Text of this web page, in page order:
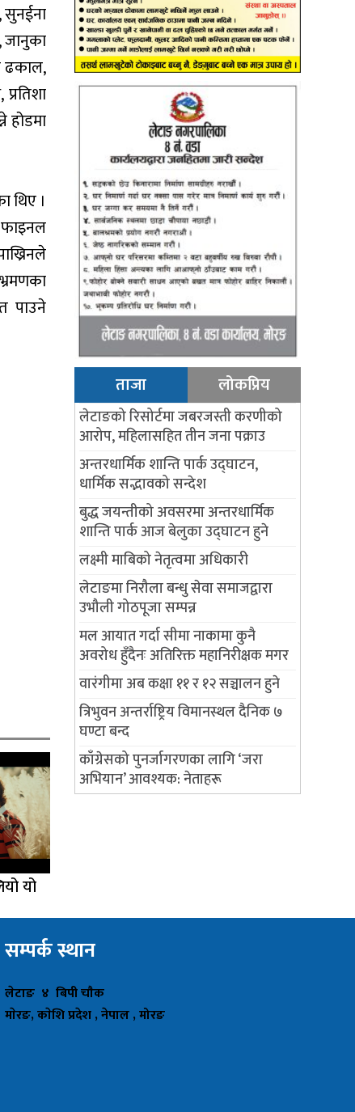
सुनईना
जानुका
ढकाल,
होडमा
थिए ।
फाइनल
पाउने
यो
ताजा लोकप्रिय
लेटाङको रिसोर्टमा जबरजस्ती करणीको
आरोप, महिलासहित तीन जना पक्राउ
अन्तरधार्मिक शान्ति पार्क उद्घाटन,
धार्मिक सद्भावको सन्देश
बुद्ध जयन्तीको अवसरमा अन्तरधार्मिक
शान्ति पार्क आज बेलुका उद्घाटन हुने
लक्ष्मी माबिको नेतृत्वमा अधिकारी
लेटाङमा निरौला बन्धु सेवा समाजद्वारा
उभौली गोठपूजा सम्पन्न
मल आयात गर्दा सीमा नाकामा कुनै
अवरोध हुँदैनः अतिरिक्त महानिरीक्षक मगर
वारंगीमा अब कक्षा ११ र १२ सञ्चालन हुने
त्रिभुवन अन्तर्राष्ट्रिय विमानस्थल दैनिक ७
घण्टा बन्द
काँग्रेसको पुनर्जागरणका लागि ‘जरा
अभियान’ आवश्यक: नेताहरू
सम्पर्क स्थान
लेटाङ ४ बिपी चाैक
माेरङ, काेशि प्रदेश , नेपाल , मोरङ